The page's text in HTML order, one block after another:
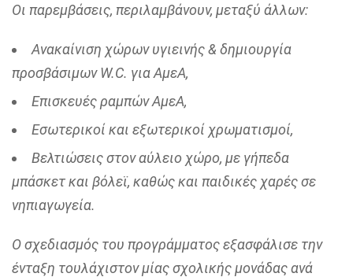
Οι παρεμβάσεις, περιλαμβάνουν, μεταξύ άλλων:
Ανακαίνιση χώρων υγιεινής & δημιουργία
προσβάσιμων W.C. για ΑμεΑ,
Επισκευές ραμπών ΑμεΑ,
Εσωτερικοί και εξωτερικοί χρωματισμοί,
Βελτιώσεις στον αύλειο χώρο, με γήπεδα
μπάσκετ και βόλεϊ, καθώς και παιδικές χαρές σε
νηπιαγωγεία.
Ο σχεδιασμός του προγράμματος εξασφάλισε την
ένταξη τουλάχιστον μίας σχολικής μονάδας ανά